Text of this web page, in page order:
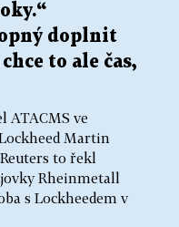
doplnit
to ale čas,
ATACMS ve
Martin
to řekl
Rheinmetall
s Lockheedem v